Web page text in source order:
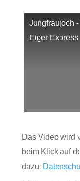
Jungfraujoch
Eiger Express
Das Video wird
beim Klick auf
dazu: